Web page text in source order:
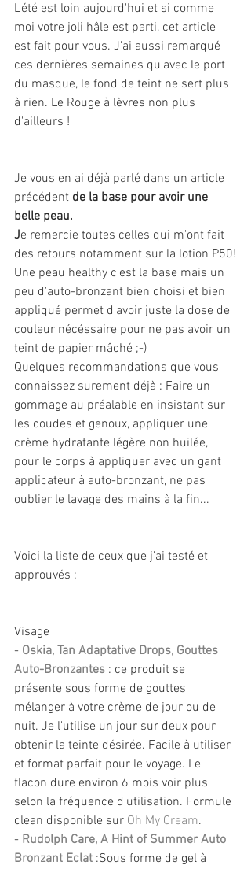
L'été est loin aujourd'hui et si comme
moi votre joli hâle est parti, cet article
est fait pour vous. J'ai aussi remarqué
ces dernières semaines qu'avec le port
du masque, le fond de teint ne sert plus
à rien. Le Rouge à lèvres non plus
d'ailleurs !
Je vous en ai déjà parlé dans un article
précédent de la base pour avoir une
belle peau.
Je remercie toutes celles qui m'ont fait
des retours notamment sur la lotion P50!
Une peau healthy c'est la base mais un
peu d'auto-bronzant bien choisi et bien
appliqué permet d'avoir juste la dose de
couleur nécéssaire pour ne pas avoir un
teint de papier mâché ;-)
Quelques recommandations que vous
connaissez surement déjà : Faire un
gommage au préalable en insistant sur
les coudes et genoux, appliquer une
crème hydratante légère non huilée,
pour le corps à appliquer avec un gant
applicateur à auto-bronzant, ne pas
oublier le lavage des mains à la fin...
Voici la liste de ceux que j'ai testé et
approuvés :
Visage
- Oskia, Tan Adaptative Drops, Gouttes
Auto-Bronzantes : ce produit se
présente sous forme de gouttes
mélanger à votre crème de jour ou de
nuit. Je l'utilise un jour sur deux pour
obtenir la teinte désirée. Facile à utiliser
et format parfait pour le voyage. Le
flacon dure environ 6 mois voir plus
selon la fréquence d'utilisation. Formule
clean disponible sur Oh My Cream.
- Rudolph Care, A Hint of Summer Auto
Bronzant Eclat :Sous forme de gel à